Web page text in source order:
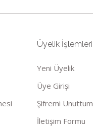
Üyelik İşlemleri
Yeni Üyelik
Üye Girişi
Şifremi Unuttum
İletişim Formu